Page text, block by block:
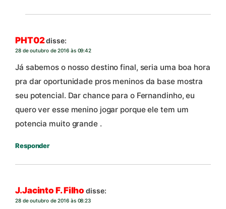
PHT02disse:
28 de outubro de 2016 às 09:42
Já sabemos o nosso destino final, seria uma boa hora
pra dar oportunidade pros meninos da base mostra
seu potencial. Dar chance para o Fernandinho, eu
quero ver esse menino jogar porque ele tem um
potencia muito grande .
Responder
J.Jacinto F. Filho disse:
28 de outubro de 2016 às 08:23